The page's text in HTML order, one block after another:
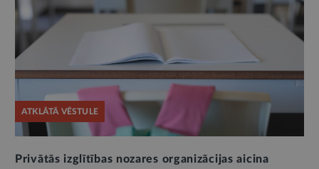
ATKLĀTĀ VĒSTULE
Privātās izglītības nozares organizācijas aicina